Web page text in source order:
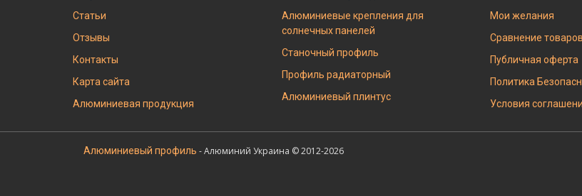
Статьи
Отзывы
Контакты
Карта сайта
Алюминиевая продукция
Алюминиевые крепления для
солнечных панелей
Станочный профиль
Профиль радиаторный
Алюминиевый плинтус
Мои желания
Сравнение товаров
Публичная оферта
Политика
Условия
Алюминиевый профиль - Алюминий Украина © 2012-2026